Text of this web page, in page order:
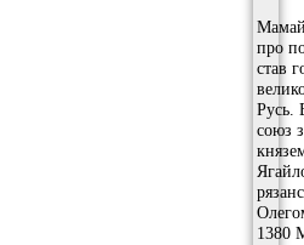
про
став
Русь.
союз
1380